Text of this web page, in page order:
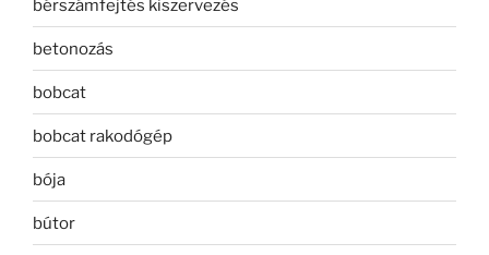
bérszámfejtés kiszervezés
betonozás
bobcat
bobcat rakodógép
bója
bútor